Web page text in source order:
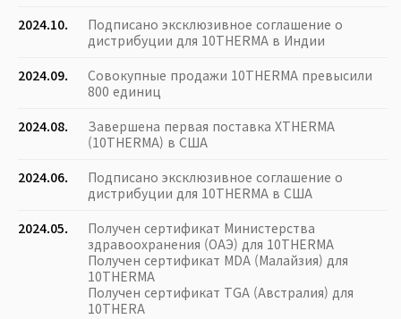
2024.10.
Подписано эксклюзивное соглашение о
дистрибуции для 10THERMA в Индии
2024.09.
Совокупные продажи 10THERMA превысили
800 единиц
2024.08.
Завершена первая поставка XTHERMA
(10THERMA) в США
2024.06.
Подписано эксклюзивное соглашение о
дистрибуции для 10THERMA в США
2024.05.
Получен сертификат Министерства
здравоохранения (ОАЭ) для 10THERMA
Получен сертификат MDA (Малайзия) для
10THERMA
Получен сертификат TGA (Австралия) для
10THERA